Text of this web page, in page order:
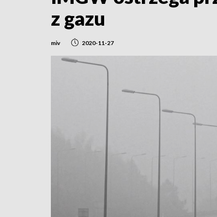
z gazu
miv 2020-11-27